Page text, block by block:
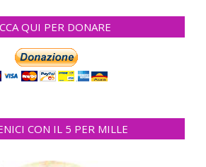
QUI PER DONARE
CON IL 5 PER MILLE